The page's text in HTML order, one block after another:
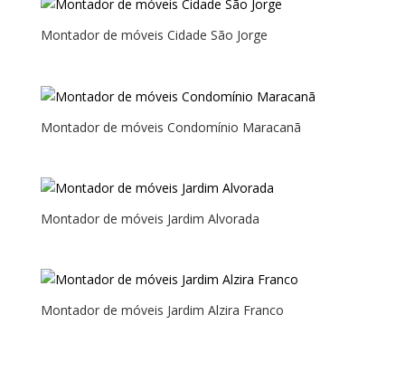
Montador de móveis Cidade São Jorge
Montador de móveis Condomínio Maracanã
Montador de móveis Jardim Alvorada
Montador de móveis Jardim Alzira Franco